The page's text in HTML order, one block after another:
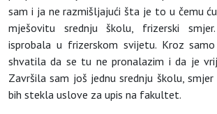
sam i ja ne razmišljajući šta je to u čemu
mješovitu srednju školu, frizerski
isprobala u frizerskom svijetu. Kroz
shvatila da se tu ne pronalazim i da je
Završila sam još jednu srednju školu, smjer
bih stekla uslove za upis na fakultet.